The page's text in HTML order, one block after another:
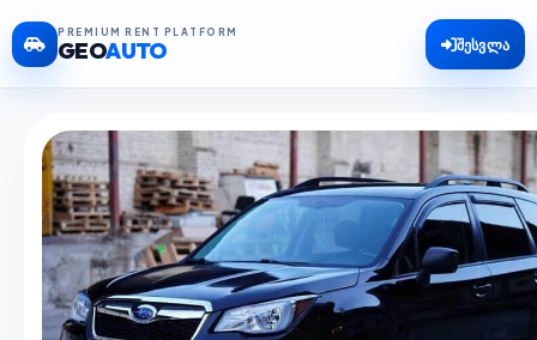
PREMIUM RENT PLATFORM
GEOAUTO შესვლა